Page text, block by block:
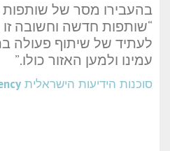
בהעבירו מסר של שותפות
“שותפות חדשה וחשובה זו
לעתיד של שיתוף פעולה
עמינו ולמען האזור כולו.”
סוכנות הידיעות הישראלית